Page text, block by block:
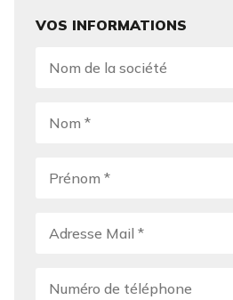
VOS INFORMATIONS